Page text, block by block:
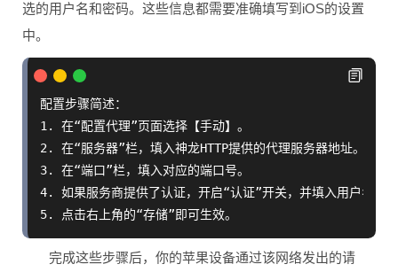
选的用户名和密码。这些信息都需要准确填写到iOS的设置
中。
配置步骤简述：
1. 在“配置代理”页面选择【手动】。
2. 在“服务器”栏，填入神龙HTTP提供的代理服务器地址。
3. 在“端口”栏，填入对应的端口号。
4. 如果服务商提供了认证，开启“认证”开关，并填入用户名和
完成这些步骤后，你的苹果设备通过该网络发出的请